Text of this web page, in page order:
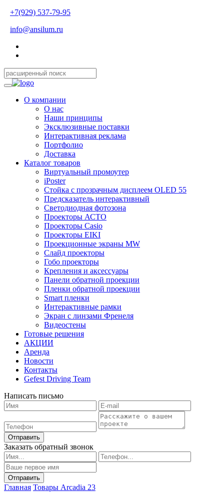
+7(929) 537-79-95
info@ansilum.ru
О компании
О нас
Наши принципы
Эксклюзивные поставки
Интерактивная реклама
Портфолио
Доставка
Каталог товаров
Виртуальный промоутер
iPoster
Стойка с прозрачным дисплеем OLED 55
Предсказатель интерактивный
Светодиодная фотозона
Проекторы АСТО
Проекторы Casio
Проекторы EIKI
Проекционные экраны MW
Слайд проекторы
Гобо проекторы
Крепления и аксессуары
Панели обратной проекции
Пленки обратной проекции
Smart пленки
Интерактивные рамки
Экран с линзами Френеля
Видеостены
Готовые решения
АКЦИИ
Аренда
Новости
Контакты
Gefest Driving Team
Написать письмо
Отправить
Заказать обратный звонок
Главная Товары Arcadia 23